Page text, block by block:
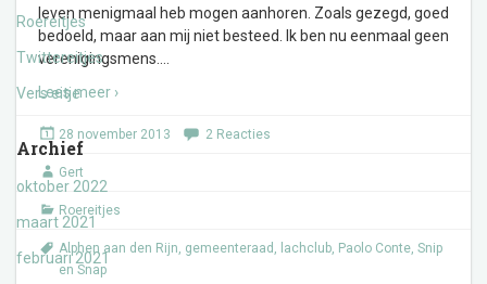
Roereitjes
Twittereitjes
Vers eitje
Archief
oktober 2022
maart 2021
februari 2021
leven menigmaal heb mogen aanhoren. Zoals gezegd, goed
bedoeld, maar aan mij niet besteed. Ik ben nu eenmaal geen
verenigingsmens.
Lees meer ›
28 november 2013 2 Reacties
Gert
Roereitjes
Alphen aan den Rijn, gemeenteraad , lachclub, Paolo Conte, Snip
en Snap